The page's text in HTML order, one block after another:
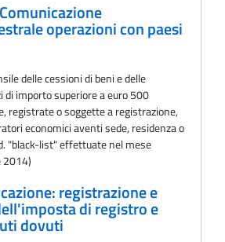
operazioni con paesi
delle cessioni di beni e delle
di importo superiore a euro 500
registrate o soggette a registrazione,
economici aventi sede, residenza o
"black-list" effettuate nel mese
2014)
registrazione e
di registro e
dovuti